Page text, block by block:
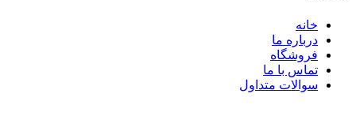
خانه
درباره ما
فروشگاه
تماس با ما
سوالات متداول